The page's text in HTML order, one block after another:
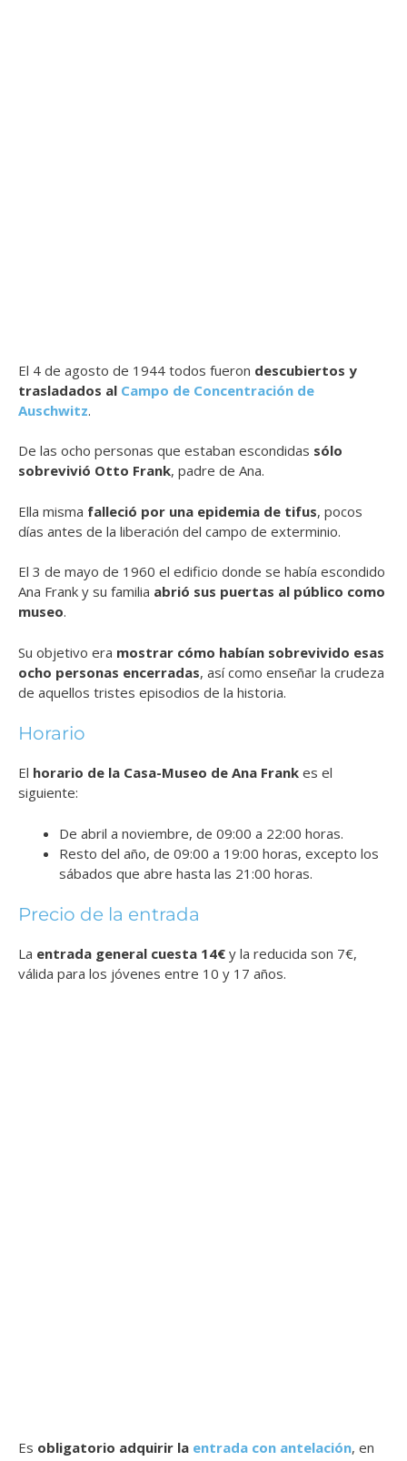
El 4 de agosto de 1944 todos fueron descubiertos y
trasladados al Campo de Concentración de
Auschwitz.
De las ocho personas que estaban escondidas sólo
sobrevivió Otto Frank, padre de Ana.
Ella misma falleció por una epidemia de tifus, pocos
días antes de la liberación del campo de exterminio.
El 3 de mayo de 1960 el edificio donde se había escondido
Ana Frank y su familia abrió sus puertas al público como
museo.
Su objetivo era mostrar cómo habían sobrevivido esas
ocho personas encerradas, así como enseñar la crudeza
de aquellos tristes episodios de la historia.
Horario
El horario de la Casa-Museo de Ana Frank es el
siguiente:
De abril a noviembre, de 09:00 a 22:00 horas.
Resto del año, de 09:00 a 19:00 horas, excepto los
sábados que abre hasta las 21:00 horas.
Precio de la entrada
La entrada general cuesta 14€ y la reducida son 7€,
válida para los jóvenes entre 10 y 17 años.
Es obligatorio adquirir la entrada con antelación, en